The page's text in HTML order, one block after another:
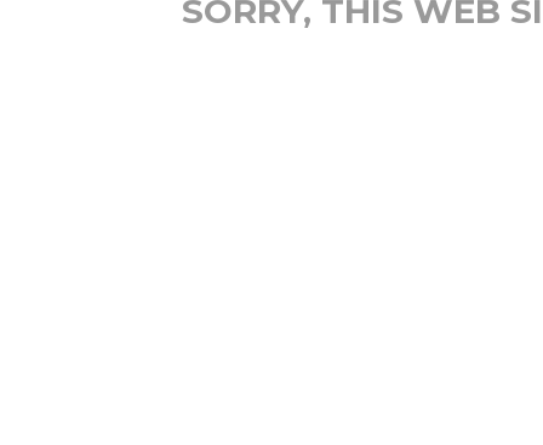
SORRY, THIS WEB